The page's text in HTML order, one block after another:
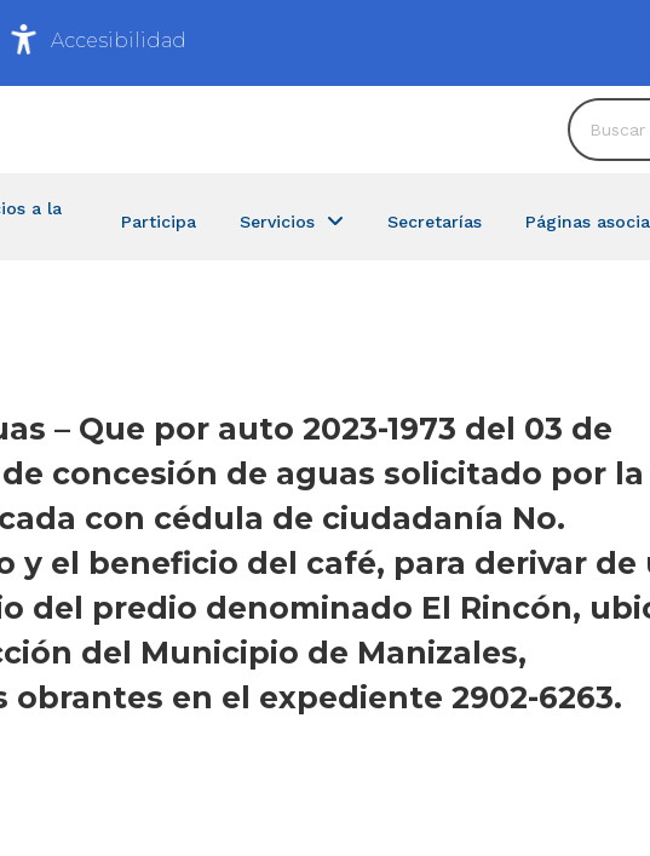
Accesibilidad
a la
Participa Servicios Secretarías Páginas
– Que por auto 2023-1973 del 03 de
concesión de aguas solicitado por la
con cédula de ciudadanía No.
y el beneficio del café, para derivar de
del predio denominado El Rincón,
del Municipio de Manizales,
en el expediente 2902-6263.